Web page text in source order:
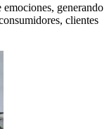
emociones, generando
clientes